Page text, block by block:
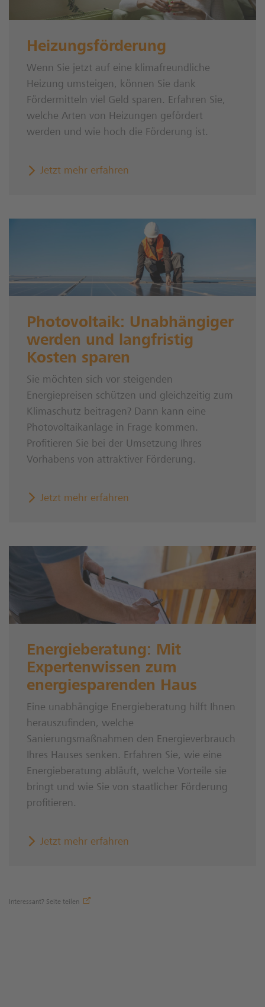
Heizungsförderung
Wenn Sie jetzt auf eine klimafreundliche
Heizung umsteigen, können Sie dank
Fördermitteln viel Geld sparen. Erfahren Sie,
welche Arten von Heizungen gefördert
werden und wie hoch die Förderung ist.
Jetzt mehr erfahren
Photovoltaik: Unabhängiger
werden und langfristig
Kosten sparen
Sie möchten sich vor steigenden
Energiepreisen schützen und gleichzeitig zum
Klimaschutz beitragen? Dann kann eine
Photovoltaikanlage in Frage kommen.
Profitieren Sie bei der Umsetzung Ihres
Vorhabens von attraktiver Förderung.
Jetzt mehr erfahren
Energieberatung: Mit
Expertenwissen zum
energiesparenden Haus
Eine unabhängige Energieberatung hilft Ihnen
herauszufinden, welche
Sanierungsmaßnahmen den Energieverbrauch
Ihres Hauses senken. Erfahren Sie, wie eine
Energieberatung abläuft, welche Vorteile sie
bringt und wie Sie von staatlicher Förderung
profitieren.
Jetzt mehr erfahren
Interessant? Seite teilen